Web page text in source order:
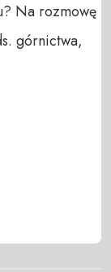
Na rozmowę
górnictwa,